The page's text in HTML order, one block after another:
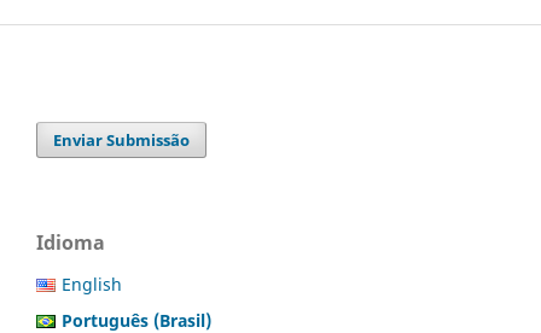
Enviar Submissão
Idioma
English
Português (Brasil)